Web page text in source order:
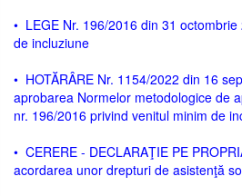
• LEGE Nr. 196/2016 din 31
de incluziune
• HOTĂRÂRE Nr. 1154/2022 din 16
aprobarea Normelor metodologice de
nr. 196/2016 privind venitul minim de
• CERERE - DECLARAŢIE PE
acordarea unor drepturi de asistenţă